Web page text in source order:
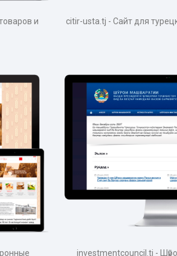
и
citir-usta.tj - Сайт для
investmentcouncil.tj -